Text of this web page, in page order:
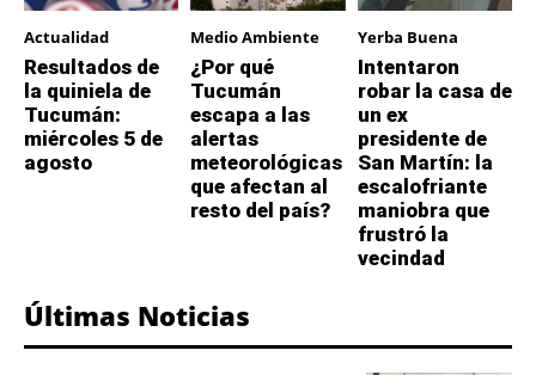
Actualidad
Resultados de
la quiniela de
Tucumán:
miércoles 5 de
agosto
Medio Ambiente
¿Por qué
Tucumán
escapa a las
alertas
meteorológicas
que afectan al
resto del país?
Yerba Buena
Intentaron
robar la casa de
un ex
presidente de
San Martín: la
escalofriante
maniobra que
frustró la
vecindad
Últimas Noticias